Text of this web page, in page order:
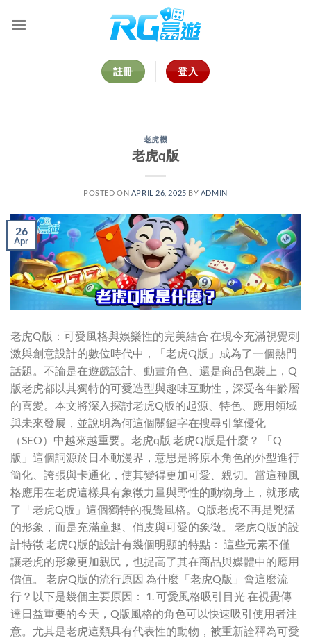
註冊 登入
老虎機
老虎q版
POSTED ON APRIL 26, 2025 BY ADMIN
26
Apr
老虎Q版：可愛風格與娛樂性的完美結合 在現今充滿視覺刺
激與創意設計的數位時代中，「老虎Q版」成為了一個熱門
話題。不論是在遊戲設計、動畫角色、還是商品包裝上，Q
版老虎都以其獨特的可愛造型與趣味互動性，深受各年齡層
的喜愛。本文將深入探討老虎Q版的起源、特色、應用領域
與未來發展，並說明為何這個關鍵字在搜尋引擎優化
（SEO）中越來越重要。老虎q版 老虎Q版是什麼？ 「Q
版」這個詞源於日本動漫界，意思是將原本角色的外型進行
簡化、誇張與卡通化，使其變得更加可愛、親切。當這種風
格應用在老虎這樣具有象徵力量與野性的動物身上，就形成
了「老虎Q版」這個獨特的視覺風格。Q版老虎不再是兇猛
的形象，而是充滿童趣、俏皮與可愛的象徵。 老虎Q版的設
計特徵 老虎Q版的設計有幾個明顯的特點： 這些元素不僅
讓老虎的形象更加親民，也提高了其在商品與媒體中的應用
價值。 老虎Q版的流行原因 為什麼「老虎Q版」會這麼流
行？以下是幾個主要原因： 1. 可愛風格吸引目光 在視覺傳
達日益重要的今天，Q版風格的角色可以快速吸引使用者注
意。尤其是老虎這類具有代表性的動物，被重新詮釋為可愛